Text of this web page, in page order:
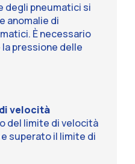
degli pneumatici si
anomalie di
È necessario
pressione delle
velocità
del limite di velocità
superato il limite di